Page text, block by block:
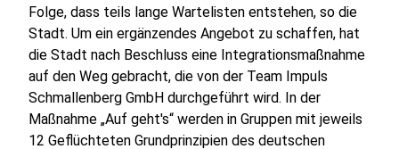
Folge, dass teils lange Wartelisten entstehen, so die
Stadt. Um ein ergänzendes Angebot zu schaffen, hat
die Stadt nach Beschluss eine Integrationsmaßnahme
auf den Weg gebracht, die von der Team Impuls
Schmallenberg GmbH durchgeführt wird. In der
Maßnahme „Auf geht's“ werden in Gruppen mit jeweils
12 Geflüchteten Grundprinzipien des deutschen